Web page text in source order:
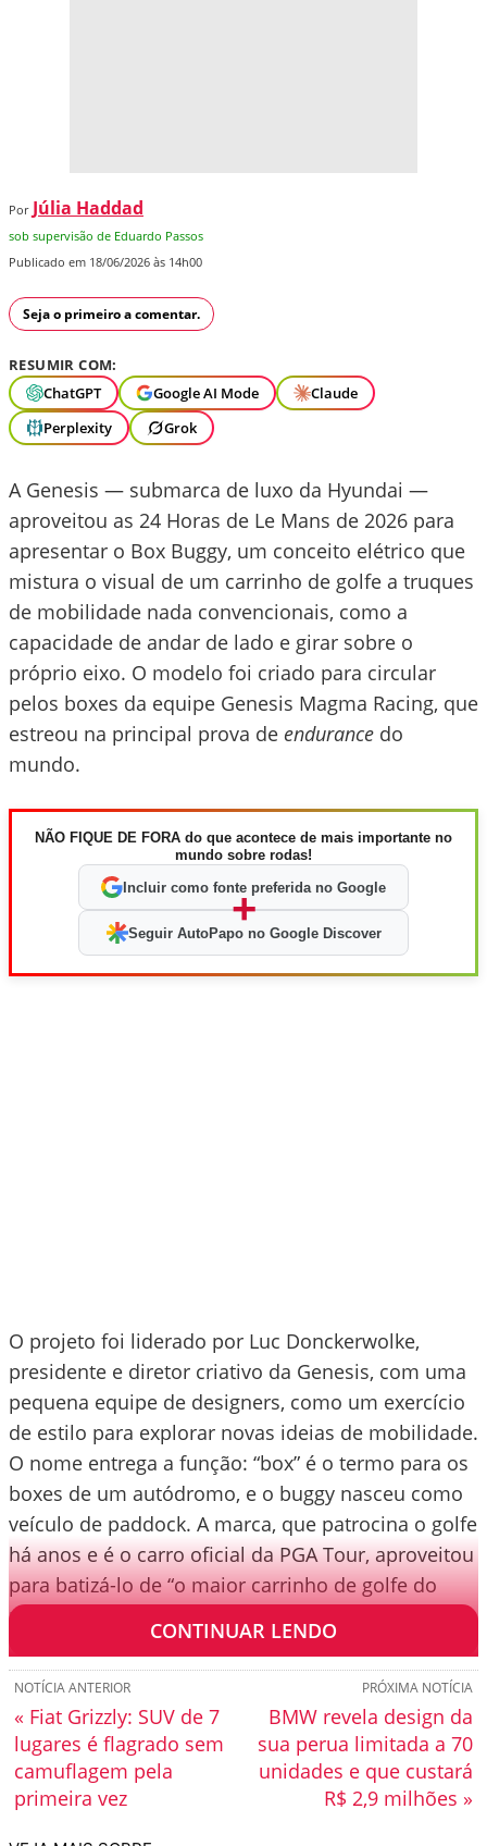
Por Júlia Haddad
sob supervisão de Eduardo Passos
Publicado em 18/06/2026 às 14h00
Seja o primeiro a comentar.
RESUMIR COM:
ChatGPT
Google AI Mode
Claude
Perplexity
Grok
A Genesis — submarca de luxo da Hyundai —
aproveitou as 24 Horas de Le Mans de 2026 para
apresentar o Box Buggy, um conceito elétrico que
mistura o visual de um carrinho de golfe a truques
de mobilidade nada convencionais, como a
capacidade de andar de lado e girar sobre o
próprio eixo. O modelo foi criado para circular
pelos boxes da equipe Genesis Magma Racing, que
estreou na principal prova de endurance do
mundo.
NÃO FIQUE DE FORA do que acontece de mais importante no
mundo sobre rodas!
Incluir como fonte preferida no Google
+
Seguir AutoPapo no Google Discover
O projeto foi liderado por Luc Donckerwolke,
presidente e diretor criativo da Genesis, com uma
pequena equipe de designers, como um exercício
de estilo para explorar novas ideias de mobilidade.
O nome entrega a função: “box” é o termo para os
boxes de um autódromo, e o buggy nasceu como
veículo de paddock. A marca, que patrocina o golfe
há anos e é o carro oficial da PGA Tour, aproveitou
para batizá-lo de “o maior carrinho de golfe do
mundo”.
CONTINUAR LENDO
PRÓXIMA NOTÍCIA
BMW revela design da
sua perua limitada a 70
unidades e que custará
R$ 2,9 milhões »
NOTÍCIA ANTERIOR
« Fiat Grizzly: SUV de 7
lugares é flagrado sem
camuflagem pela
primeira vez